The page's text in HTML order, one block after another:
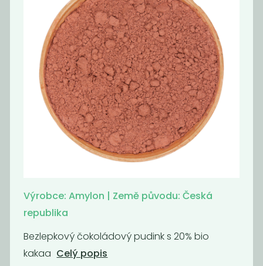
Prášek kypřící -
bez lepku BIO
Škrob kukuřičný
BIO
Výrobce: Amylon | Země původu: Česká
republika
Bezlepkový čokoládový pudink s 20% bio
kakaa Celý popis